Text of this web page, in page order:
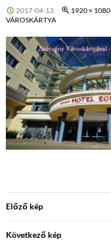
2017-04-13 1920 × 1080
VÁROSKÁRTYA
Előző kép
Következő kép